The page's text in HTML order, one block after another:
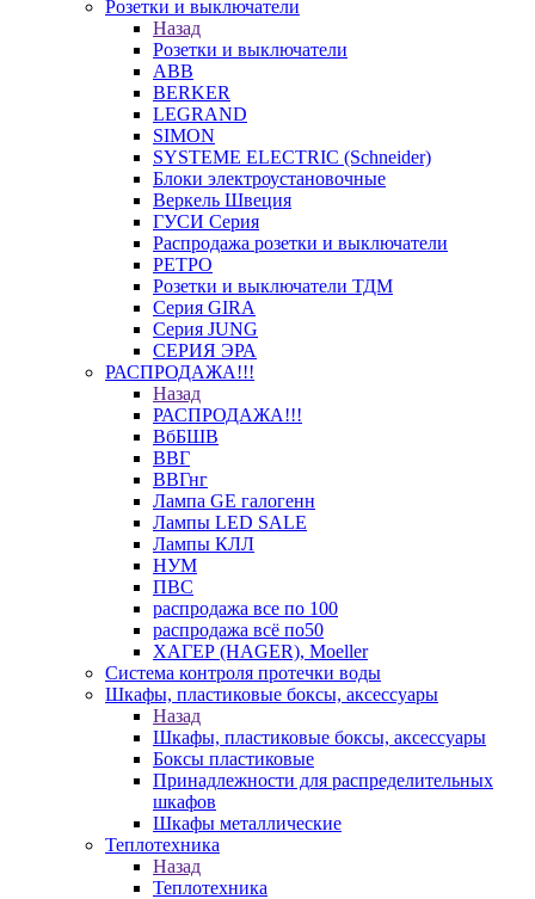
Розетки и выключатели
Назад
Розетки и выключатели
ABB
BERKER
LEGRAND
SIMON
SYSTEME ELECTRIC (Schneider)
Блоки электроустановочные
Веркель Швеция
ГУСИ Серия
Распродажа розетки и выключатели
РЕТРО
Розетки и выключатели ТДМ
Серия GIRA
Серия JUNG
СЕРИЯ ЭРА
РАСПРОДАЖА!!!
Назад
РАСПРОДАЖА!!!
ВбБШВ
ВВГ
ВВГнг
Лампа GE галогенн
Лампы LED SALE
Лампы КЛЛ
НУМ
ПВС
распродажа все по 100
распродажа всё по50
ХАГЕР (HAGER), Moeller
Система контроля протечки воды
Шкафы, пластиковые боксы, аксессуары
Назад
Шкафы, пластиковые боксы, аксессуары
Боксы пластиковые
Принадлежности для распределительных
шкафов
Шкафы металлические
Теплотехника
Назад
Теплотехника